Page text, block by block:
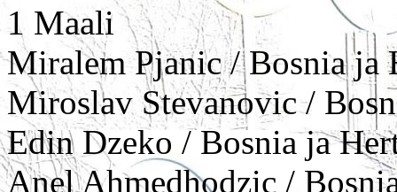
1 Maali
Miralem Pjanic / Bosnia ja
Miroslav Stevanovic /
Edin Dzeko / Bosnia ja
Anel Ahmedhodzic /